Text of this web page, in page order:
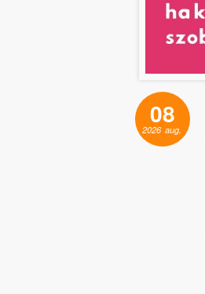
08
2026 aug.